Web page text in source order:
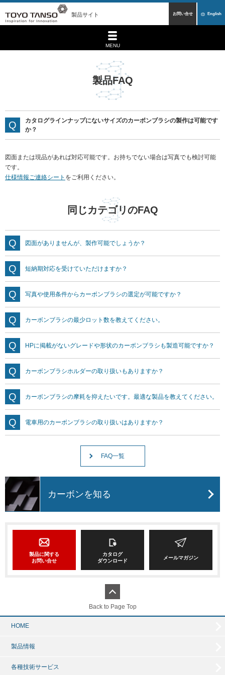
製品サイト お問い合せ English
MENU
製品FAQ
カタログラインナップにないサイズのカーボンブラシの製作は可能です
か？
図面または現品があれば対応可能です。お持ちでない場合は写真でも検討可能
です。
仕様情報ご連絡シート をご利用ください。
同じカテゴリのFAQ
図面がありませんが、製作可能でしょうか？
短納期対応を受けていただけますか？
写真や使用条件からカーボンブラシの選定が可能ですか？
カーボンブラシの最少ロット数を教えてください。
HPに掲載がないグレードや形状のカーボンブラシも製造可能ですか？
カーボンブラシホルダーの取り扱いもありますか？
カーボンブラシの摩耗を抑えたいです。最適な製品を教えてください。
電車用のカーボンブラシの取り扱いはありますか？
FAQ一覧
カーボンを知る
製品に関する
お問い合せ
カタログ
ダウンロード
メールマガジン
Back to Page Top
HOME
製品情報
各種技術サービス